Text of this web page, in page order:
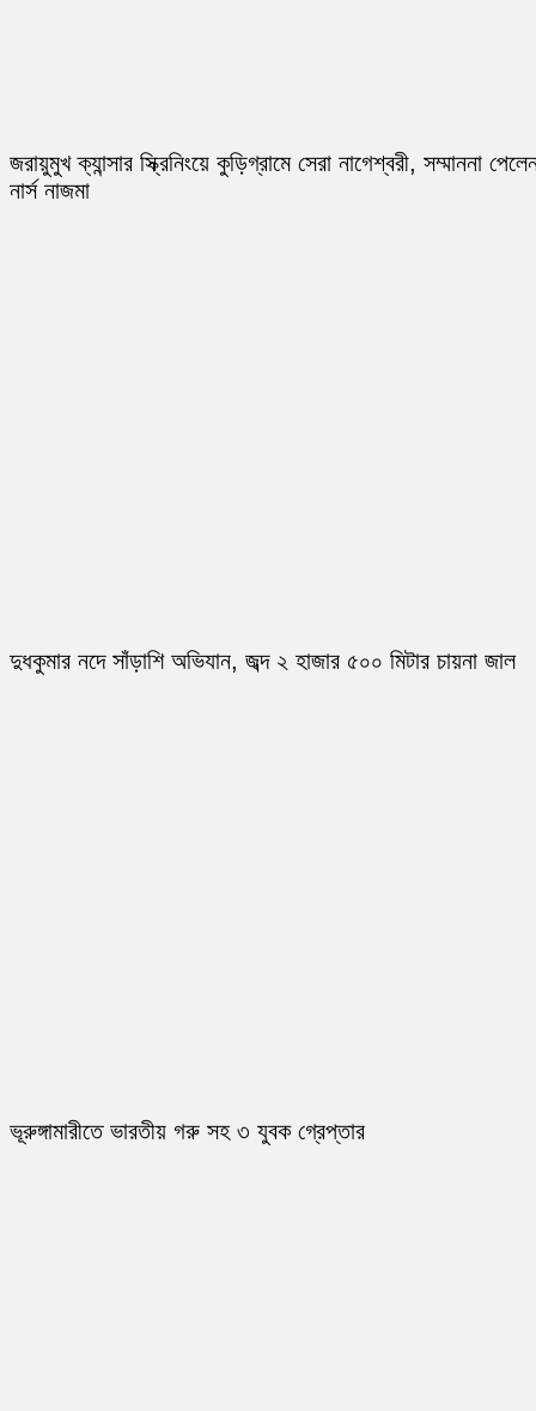
জরায়ুমুখ ক্যান্সার স্ক্রিনিংয়ে কুড়িগ্রামে সেরা নাগেশ্বরী, সম্মাননা
নার্স নাজমা
দুধকুমার নদে সাঁড়াশি অভিযান, জব্দ ২ হাজার ৫০০ মিটার চায়না জাল
ভূরুঙ্গামারীতে ভারতীয় গরু সহ ৩ যুবক গ্রেপ্তার